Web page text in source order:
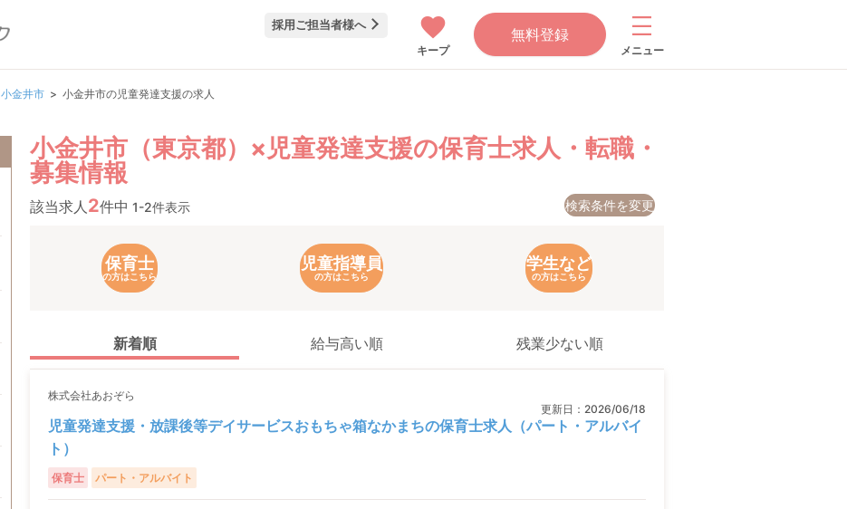
採用ご担当者様へ
キープ
無料登録
メニュー
小金井市 小金井市の児童発達支援の求人
小金井市（東京都）×児童発達支援の保育士求人・転職・
募集情報
該当求人 2件中 1-2件表示 検索条件を変更
保育士
の方はこちら
児童指導員
の方はこちら
学生など
の方はこちら
新着順 給与高い順 残業少ない順
株式会社あおぞら
更新日： 2026/06/18
児童発達支援・放課後等デイサービスおもちゃ箱なかまちの保育士求人（パート・アルバイ
ト）
保育士 パート・アルバイト